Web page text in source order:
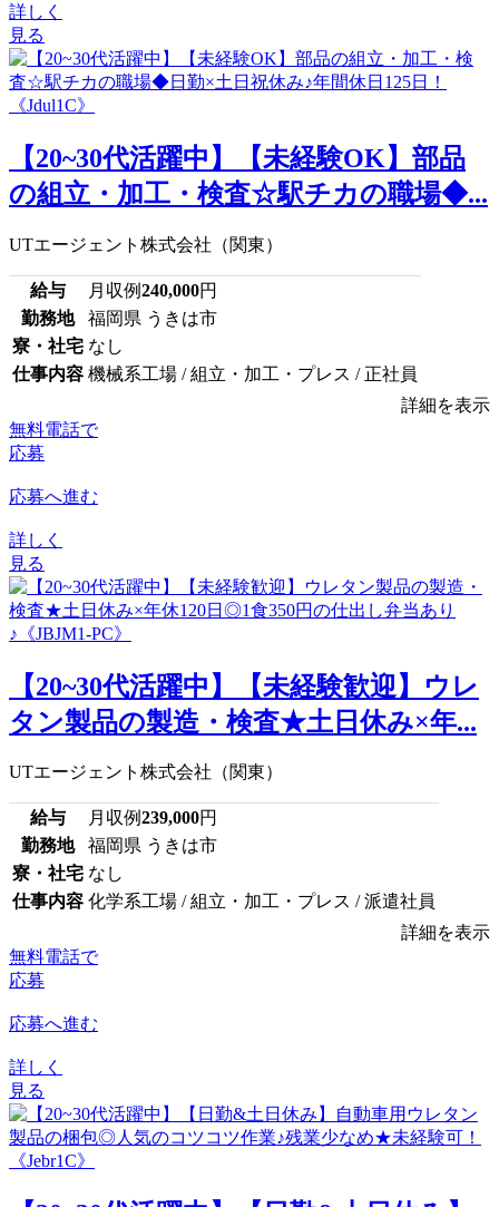
詳しく
見る
【20~30代活躍中】【未経験OK】部品
の組立・加工・検査☆駅チカの職場◆...
UTエージェント株式会社（関東）
給与 月収例240,000円
勤務地
福岡県 うきは市
寮・社宅 なし
仕事内容 機械系工場 / 組立・加工・プレス / 正社員
詳細を表示
無料電話で
応募
応募へ進む
詳しく
見る
【20~30代活躍中】【未経験歓迎】ウレ
タン製品の製造・検査★土日休み×年...
UTエージェント株式会社（関東）
給与 月収例239,000円
勤務地
福岡県 うきは市
寮・社宅 なし
仕事内容 化学系工場 / 組立・加工・プレス / 派遣社員
詳細を表示
無料電話で
応募
応募へ進む
詳しく
見る